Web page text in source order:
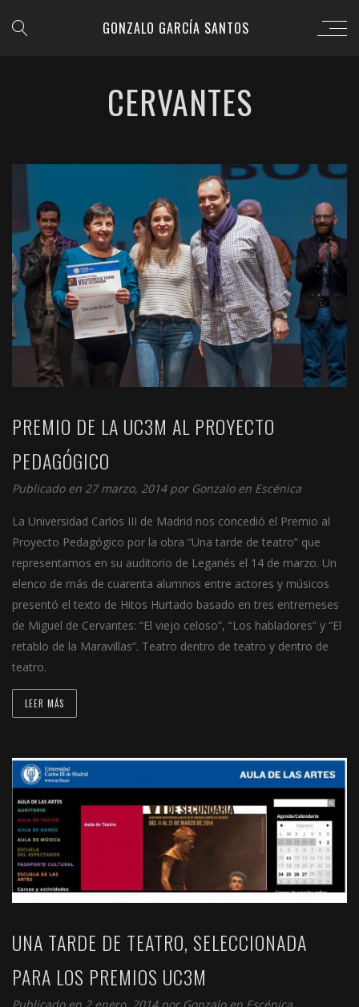
GONZALO GARCÍA SANTOS
CERVANTES
PREMIO DE LA UC3M AL PROYECTO
PEDAGÓGICO
Publicado en 27 marzo, 2014 por Gonzalo en Escénica
La Universidad Carlos III de Madrid nos concedió el Premio al
Proyecto Pedagógico por la obra “Una tarde de teatro” que
representamos en su auditorio de Leganés el 14 de marzo. Un
elenco de más de cuarenta alumnos entre actores y músicos
presentó el texto de Hitos Hurtado basado en tres entremeses
de Miguel de Cervantes: “El viejo celoso”, “Los habladores” y “El
retablo de la Maravillas”. Teatro dentro de teatro y dentro de
teatro.
LEER MÁS
UNA TARDE DE TEATRO, SELECCIONADA
PARA LOS PREMIOS UC3M